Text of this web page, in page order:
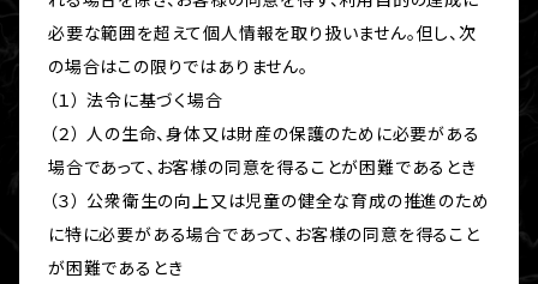
必要な範囲を超えて個人情報を取り扱いません。但し、次
の場合はこの限りではありません。
（１） 法令に基づく場合
（２） 人の生命、身体又は財産の保護のために必要がある
場合であって、お客様の同意を得ることが困難であるとき
（３） 公衆衛生の向上又は児童の健全な育成の推進のため
に特に必要がある場合であって、お客様の同意を得ること
が困難であるとき